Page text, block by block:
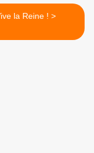
Vive la Reine ! >